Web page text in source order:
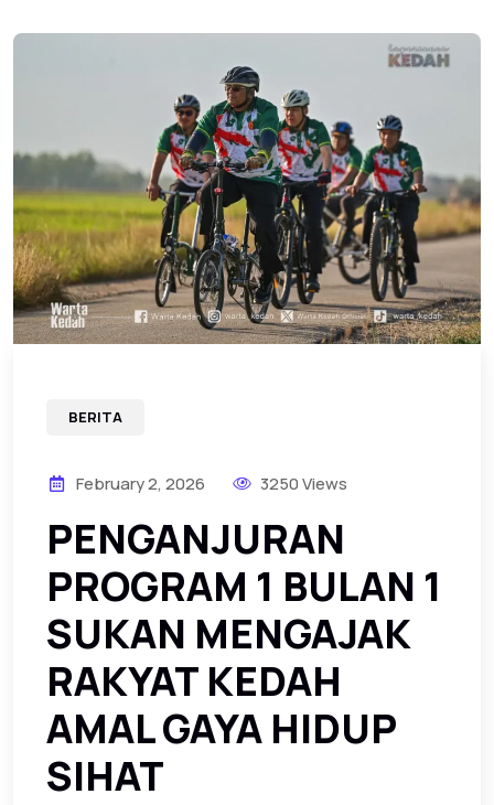
BERITA
February 2, 2026 3250 Views
PENGANJURAN
PROGRAM 1 BULAN 1
SUKAN MENGAJAK
RAKYAT KEDAH
AMAL GAYA HIDUP
SIHAT